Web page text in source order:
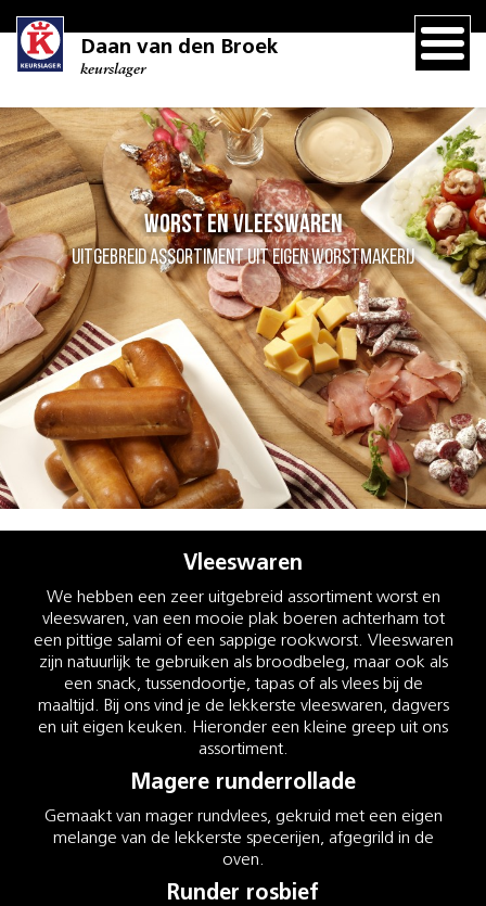
Daan van den Broek
keurslager
Worst en vleeswaren
Uitgebreid assortiment uit eigen worstmakerij
Vleeswaren
We hebben een zeer uitgebreid assortiment worst en
vleeswaren, van een mooie plak boeren achterham tot
een pittige salami of een sappige rookworst. Vleeswaren
zijn natuurlijk te gebruiken als broodbeleg, maar ook als
een snack, tussendoortje, tapas of als vlees bij de
maaltijd. Bij ons vind je de lekkerste vleeswaren, dagvers
en uit eigen keuken. Hieronder een kleine greep uit ons
assortiment.
Magere runderrollade
Gemaakt van mager rundvlees, gekruid met een eigen
melange van de lekkerste specerijen, afgegrild in de
oven.
Runder rosbief